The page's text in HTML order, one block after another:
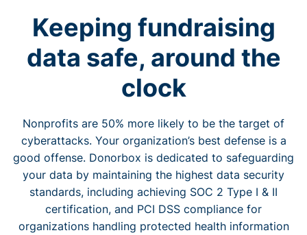
Keeping fundraising
data safe, around the
clock
Nonprofits are 50% more likely to be the target of
cyberattacks. Your organization’s best defense is a
good offense. Donorbox is dedicated to safeguarding
your data by maintaining the highest data security
standards, including achieving SOC 2 Type I & II
certification, and PCI DSS compliance for
organizations handling protected health information